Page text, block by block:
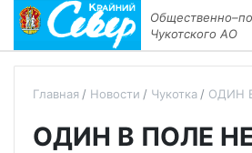
Чукотского АО
Главная Новости Чукотка ОДИН
ОДИН В ПОЛЕ